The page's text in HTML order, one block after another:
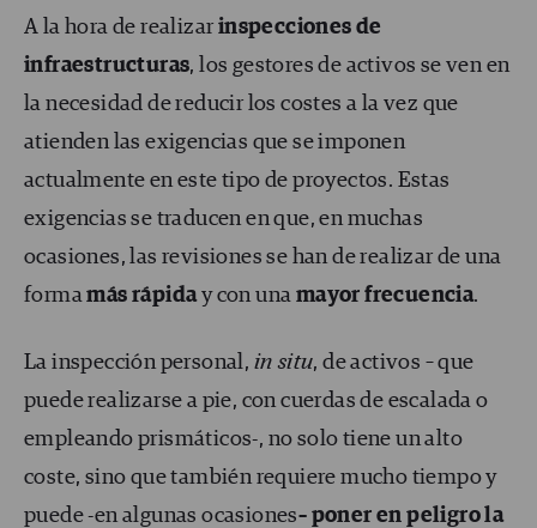
A la hora de realizar inspecciones de
infraestructuras, los gestores de activos se ven en
la necesidad de reducir los costes a la vez que
atienden las exigencias que se imponen
actualmente en este tipo de proyectos. Estas
exigencias se traducen en que, en muchas
ocasiones, las revisiones se han de realizar de una
formamás rápiday con una mayor frecuencia.
La inspección personal, in situ, de activos – que
puede realizarse a pie, con cuerdas de escalada o
empleando prismáticos-, no solo tiene un alto
coste, sino que también requiere mucho tiempo y
puede -en algunas ocasiones– poner en peligro la